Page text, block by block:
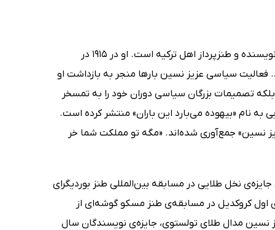
مهمت نصرت (Mehmet Nusret) که بعداً نام عزیز نسین را برای خود انتخاب کرد، نویسنده و طنزپرداز اهل ترکیه است. او در 1915 در
از مرگش در سال 1995 بیش از 100 کتاب منتشر کرد. فعالیت سیاسی عزیز نسین بارها منجر به بازداشت او
تصمیمات بزرگان سیاسی دوران خود را به تمسخر
به نام «بیهوده می‌بارد این باران» منتشر کرده است.
نسین» جمع‌آوری شده‌اند. «مگه تو مملکت شما خر
نخل طلایی در مسابقه بین‌المللی طنز بوردیگرای
اول کروکدیل در مسابقه‌ی طنز مسکو گوشه‌ای از
نسین مدال طلای تولستوی، جایزه‌ی نویسندگان سال